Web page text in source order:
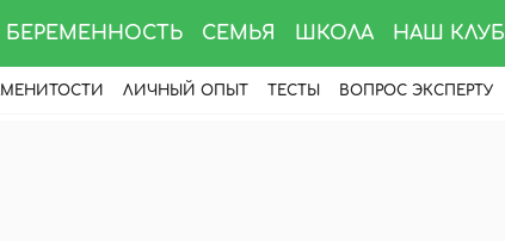
БЕРЕМЕННОСТЬ СЕМЬЯ ШКОЛА НАШ КЛУБ
ЛИЧНЫЙ ОПЫТ ТЕСТЫ ВОПРОС ЭКСПЕРТУ